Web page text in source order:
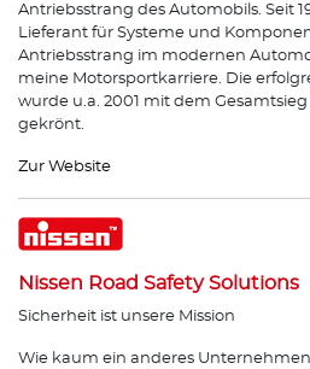
Antriebsstrang des Automobils. Seit
Lieferant für Systeme und
Antriebsstrang im modernen
meine Motorsportkarriere. Die
wurde u.a. 2001 mit dem
gekrönt.
Zur Website
Nissen Road Safety Solutions
Sicherheit ist unsere Mission
Wie kaum ein anderes